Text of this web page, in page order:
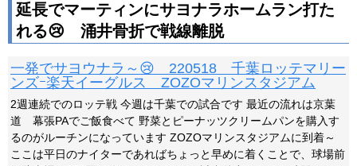
延長でマーティンにサヨナラホームラン打た
れる😢 涌井骨折で戦線離脱
一発でサヨウナラ～😢 220518 千葉ロッテマリー
ンズｰ楽天イーグルス ZOZOマリンスタジアム
2週連続でのロッテ戦 今週は千葉での試合です 最近の流れは京葉
道 幕張PAでご飯食べて 野菜とピーナッツクリームパンを購入す
るのがルーチンになっています ZOZOマリンスタジアムに到着～
ここは平日のナイターであればちょっと早めに着くことで、球場前